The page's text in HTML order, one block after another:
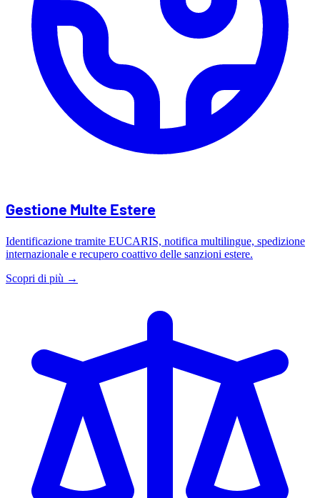
Gestione Multe Estere
Identificazione tramite EUCARIS, notifica multilingue, spedizione
internazionale e recupero coattivo delle sanzioni estere.
Scopri di più →